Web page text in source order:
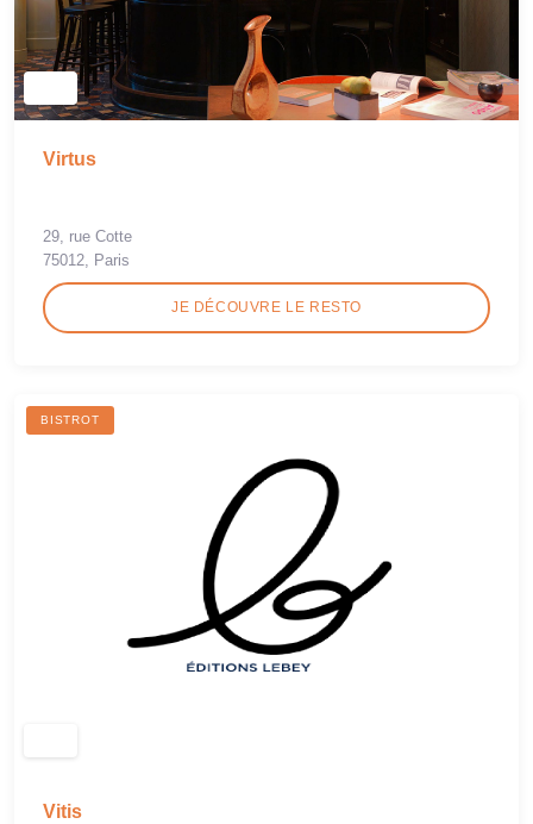
Virtus
29, rue Cotte
75012, Paris
JE DÉCOUVRE LE RESTO
BISTROT
Vitis